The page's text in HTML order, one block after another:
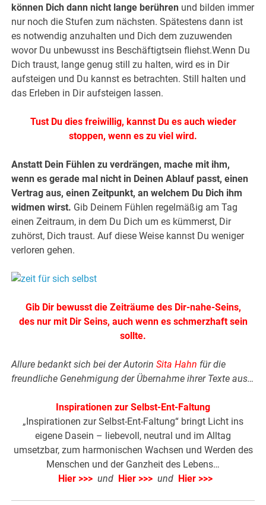
können Dich dann nicht lange berühren und bilden immer
nur noch die Stufen zum nächsten. Spätestens dann ist
es notwendig anzuhalten und Dich dem zuzuwenden
wovor Du unbewusst ins Beschäftigtsein fliehst.Wenn Du
Dich traust, lange genug still zu halten, wird es in Dir
aufsteigen und Du kannst es betrachten. Still halten und
das Erleben in Dir aufsteigen lassen.
Tust Du dies freiwillig, kannst Du es auch wieder
stoppen, wenn es zu viel wird.
Anstatt Dein Fühlen zu verdrängen, mache mit ihm,
wenn es gerade mal nicht in Deinen Ablauf passt, einen
Vertrag aus, einen Zeitpunkt, an welchem Du Dich ihm
widmen wirst. Gib Deinem Fühlen regelmäßig am Tag
einen Zeitraum, in dem Du Dich um es kümmerst, Dir
zuhörst, Dich traust. Auf diese Weise kannst Du weniger
verloren gehen.
Gib Dir bewusst die Zeiträume des Dir-nahe-Seins,
des nur mit Dir Seins, auch wenn es schmerzhaft sein
sollte.
Allure bedankt sich bei der AutorinSita Hahn für die
freundliche Genehmigung der Übernahme ihrer Texte aus…
Inspirationen zur Selbst-Ent-Faltung
„Inspirationen zur Selbst-Ent-Faltung“ bringt Licht ins
eigene Dasein – liebevoll, neutral und im Alltag
umsetzbar, zum harmonischen Wachsen und Werden des
Menschen und der Ganzheit des Lebens…
Hier >>> und Hier >>> und Hier >>>